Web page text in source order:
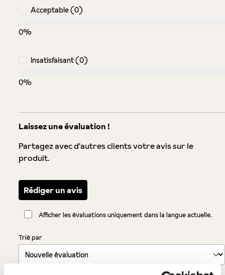
Acceptable (0)
0%
Insatisfaisant (0)
0%
Laissez une évaluation !
Partagez avec d'autres clients votre avis sur le
produit.
Rédiger un avis
Afficher les évaluations uniquement dans la langue actuelle.
Trié par